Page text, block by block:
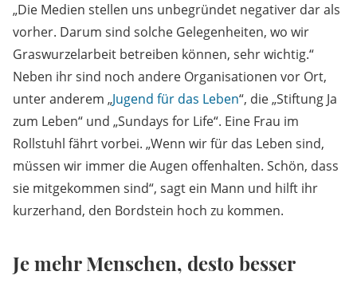
„Die Medien stellen uns unbegründet negativer dar als
vorher. Darum sind solche Gelegenheiten, wo wir
Graswurzelarbeit betreiben können, sehr wichtig.“
Neben ihr sind noch andere Organisationen vor Ort,
unter anderem „Jugend für das Leben“, die „Stiftung Ja
zum Leben“ und „Sundays for Life“. Eine Frau im
Rollstuhl fährt vorbei. „Wenn wir für das Leben sind,
müssen wir immer die Augen offenhalten. Schön, dass
sie mitgekommen sind“, sagt ein Mann und hilft ihr
kurzerhand, den Bordstein hoch zu kommen.
Je mehr Menschen, desto besser